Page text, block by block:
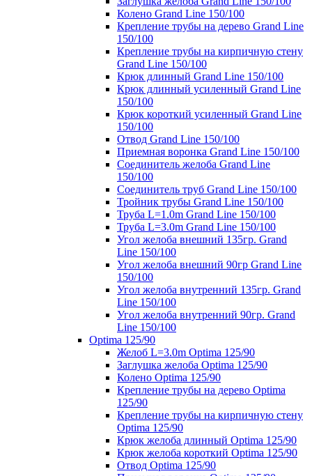
Колено Grand Line 150/100
Крепление трубы на дерево Grand Line
150/100
Крепление трубы на кирпичную стену
Grand Line 150/100
Крюк длинный Grand Line 150/100
Крюк длинный усиленный Grand Line
150/100
Крюк короткий усиленный Grand Line
150/100
Отвод Grand Line 150/100
Приемная воронка Grand Line 150/100
Соединитель желоба Grand Line
150/100
Соединитель труб Grand Line 150/100
Тройник трубы Grand Line 150/100
Труба L=1.0m Grand Line 150/100
Труба L=3.0m Grand Line 150/100
Угол желоба внешний 135гр. Grand
Line 150/100
Угол желоба внешний 90гр Grand Line
150/100
Угол желоба внутренний 135гр. Grand
Line 150/100
Угол желоба внутренний 90гр. Grand
Line 150/100
Optima 125/90
Желоб L=3.0m Optima 125/90
Заглушка желоба Optima 125/90
Колено Optima 125/90
Крепление трубы на дерево Optima
125/90
Крепление трубы на кирпичную стену
Optima 125/90
Крюк желоба длинный Optima 125/90
Крюк желоба короткий Optima 125/90
Отвод Optima 125/90